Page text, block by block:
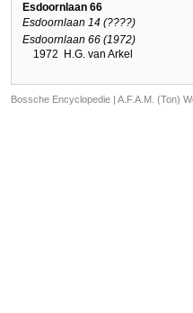
Esdoornlaan 66
Esdoornlaan 14 (????)
Esdoornlaan 66 (1972)
1972
H.G. van Arkel
Bossche Encyclopedie | A.F.A.M. (Ton)